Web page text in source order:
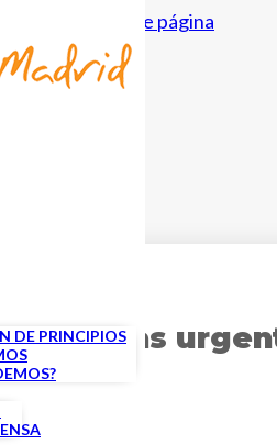
Saltar al pie de página
DE PRINCIPIOS
medidas